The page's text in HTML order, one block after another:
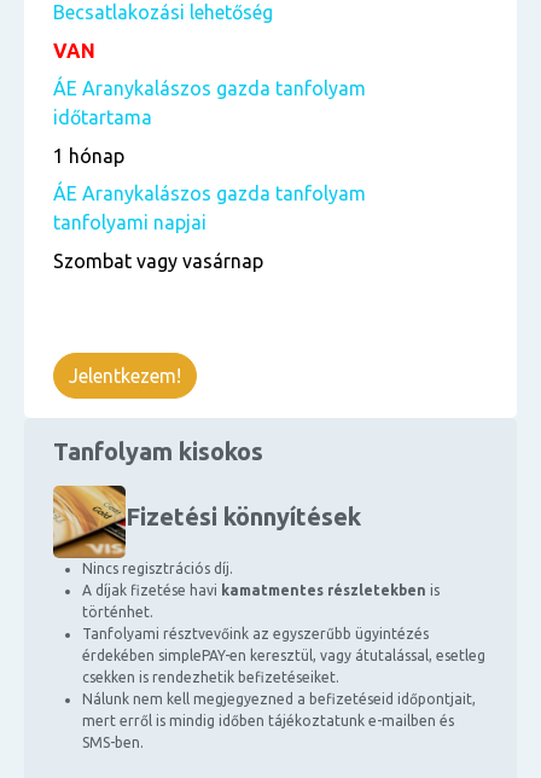
Tanfolyam kisokos
Fizetési könnyítések
Nincs regisztrációs díj.
A díjak fizetése havi kamatmentes részletekben is
történhet.
Tanfolyami résztvevőink az egyszerűbb ügyintézés
érdekében simplePAY-en keresztül, vagy átutalással, esetleg
csekken is rendezhetik befizetéseiket.
Nálunk nem kell megjegyezned a befizetéseid időpontjait,
mert erről is mindig időben tájékoztatunk e-mailben és
SMS-ben.
Becsatlakozási lehetőség
VAN
ÁE Aranykalászos gazda tanfolyam
időtartama
1 hónap
ÁE Aranykalászos gazda tanfolyam
tanfolyami napjai
Szombat vagy vasárnap
Jelentkezem!